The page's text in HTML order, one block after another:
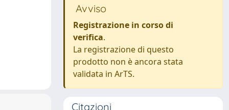
Avviso
Registrazione in corso di
verifica.
La registrazione di questo
prodotto non è ancora stata
validata in ArTS.
Citazioni